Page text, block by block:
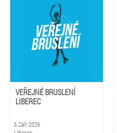
VEŘEJNÉ BRUSLENÍ
LIBEREC
5 Září 2026